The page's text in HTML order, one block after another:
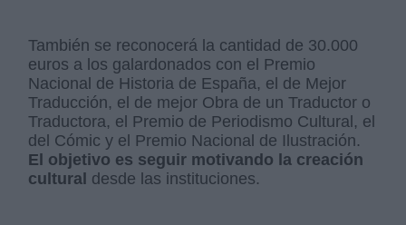
También se reconocerá la cantidad de 30.000
euros a los galardonados con el Premio
Nacional de Historia de España, el de Mejor
Traducción, el de mejor Obra de un Traductor o
Traductora, el Premio de Periodismo Cultural, el
del Cómic y el Premio Nacional de Ilustración.
El objetivo es seguir motivando la creación
cultural desde las instituciones.